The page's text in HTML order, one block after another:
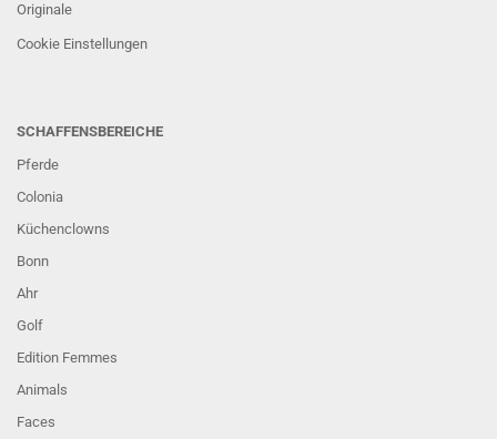
Originale
Cookie Einstellungen
SCHAFFENSBEREICHE
Pferde
Colonia
Küchenclowns
Bonn
Ahr
Golf
Edition Femmes
Animals
Faces